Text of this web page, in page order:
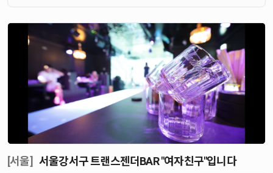
[서울] 서울강서구 트랜스젠더BAR "여자친구"입니다